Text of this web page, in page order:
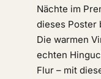
Nächte im
dieses Poster
Die warmen
echten
Flur – mit